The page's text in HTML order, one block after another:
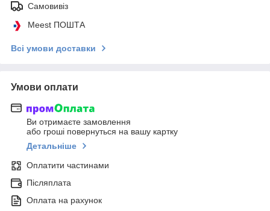
Самовивіз
Meest ПОШТА
Всі умови доставки
Умови оплати
Ви отримаєте замовлення
або гроші повернуться на вашу картку
Детальніше
Оплатити частинами
Післяплата
Оплата на рахунок